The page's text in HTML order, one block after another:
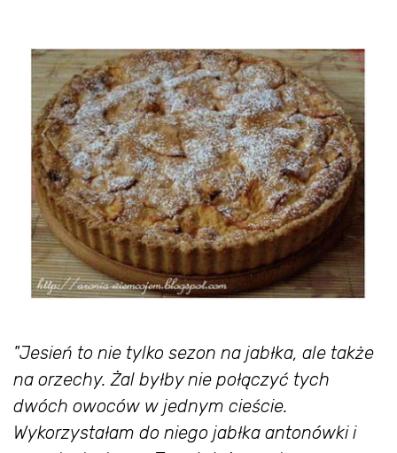
"Jesień to nie tylko sezon na jabłka, ale także
na orzechy. Żal byłby nie połączyć tych
dwóch owoców w jednym cieście.
Wykorzystałam do niego jabłka antonówki i